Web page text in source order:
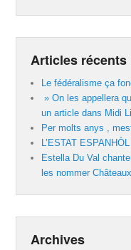
Articles récents
Le fédéralisme ça
» On les appellera
un article dans Midi
Per molts anys ,
L’ESTAT
Estella Du Val
les nommer
Archives